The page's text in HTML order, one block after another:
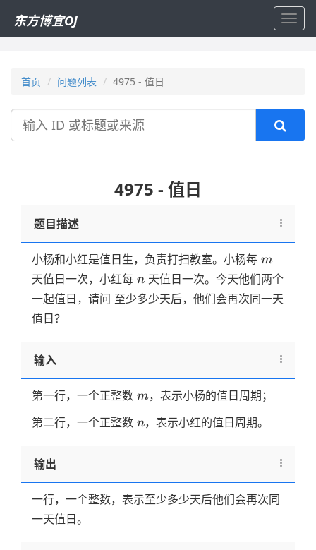
东方博宜OJ
首页 问题列表 4975 - 值日
搜
4975 - 值日
题目描述
小杨和小红是值日生，负责打扫教室。小杨每 m
m
天值日一次，小红每 n
n 天值日一次。今天他们两个
一起值日，请问 至少多少天后，他们会再次同一天
值日？
输入
第一行，一个正整数 m
m，表示小杨的值日周期；
第二行，一个正整数 n
n，表示小红的值日周期。
输出
一行，一个整数，表示至少多少天后他们会再次同
一天值日。